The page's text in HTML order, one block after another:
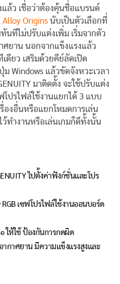
แล้ว เชื่อว่าต้องคุ้นชื่อแบรนด์
Alloy Origins นับเป็นตัวเลือกที่
นทีไม่ปรับแต่งเพิ่ม เริ่มจากตัว
ศยาน นอกจากแข็งแรงแล้ว
ดียว เสริมด้วยคีย์ลัดเปิด
Windows แล้วขัดจังหวะเวลา
มาติดตั้ง จะใช้ปรับแต่ง
ปรไฟล์ใช้งานแยกได้ 3 แบบ
องอื่นหรือแยกโหมดการเล่น
ว้ทำงานหรือเล่นเกมก็ดีทั้งนั้น
ไปตั้งค่าฟังก์ชั่นและโปร
RGB เซฟโปรไฟล์ใช้งานออนบอร์ด
ให้ใช้ ป้องกันการกดผิด
ากาศยาน มีความแข็งแรงสูงและ